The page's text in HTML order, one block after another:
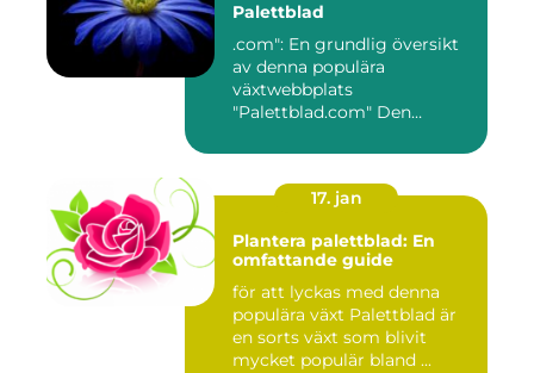
Palettblad
.com": En grundlig översikt
av denna populära
växtwebbplats
"Palettblad.com" Den
17. jan
Plantera palettblad: En
omfattande guide
för att lyckas med denna
populära växt Palettblad är
en sorts växt som blivit
mycket populär bland ...